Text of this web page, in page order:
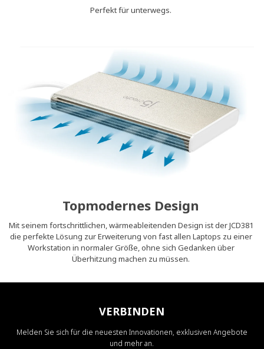
Perfekt für unterwegs.
Topmodernes Design
Mit seinem fortschrittlichen, wärmeableitenden Design ist der JCD381
die perfekte Lösung zur Erweiterung von fast allen Laptops zu einer
Workstation in normaler Größe, ohne sich Gedanken über
Überhitzung machen zu müssen.
VERBINDEN
Melden Sie sich für die neuesten Innovationen, exklusiven Angebote
und mehr an.